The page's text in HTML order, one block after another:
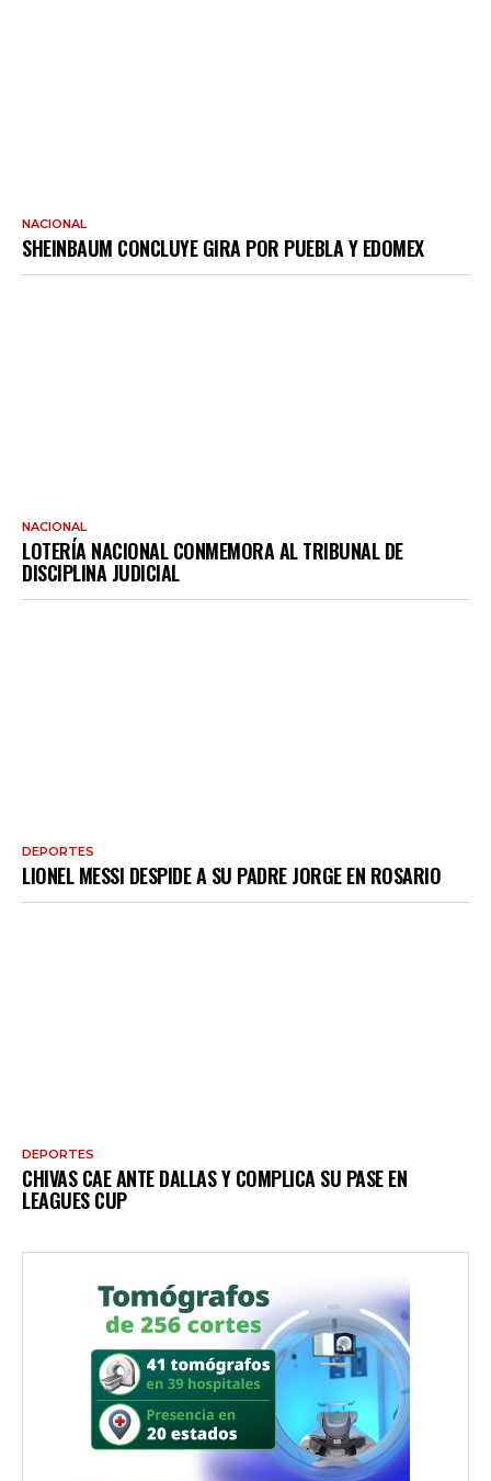
NACIONAL
SHEINBAUM CONCLUYE GIRA POR PUEBLA Y EDOMEX
NACIONAL
LOTERÍA NACIONAL CONMEMORA AL TRIBUNAL DE
DISCIPLINA JUDICIAL
DEPORTES
LIONEL MESSI DESPIDE A SU PADRE JORGE EN ROSARIO
DEPORTES
CHIVAS CAE ANTE DALLAS Y COMPLICA SU PASE EN
LEAGUES CUP